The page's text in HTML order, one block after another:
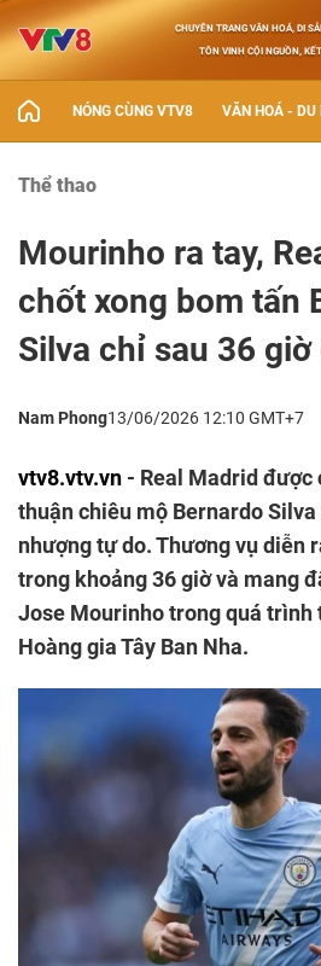
CHUYÊN TRANG VĂN HOÁ, DI
TÔN VINH CỘI NGUỒN,
NÓNG CÙNG VTV8 VĂN HOÁ - DU
Thể thao
Mourinho ra tay,
chốt xong bom tấn
Silva chỉ sau 36
Nam Phong13/06/2026 12:10 GMT+7
vtv8.vtv.vn - Real Madrid được
thuận chiêu mộ Bernardo
nhượng tự do. Thương vụ diễn
trong khoảng 36 giờ và mang
Jose Mourinho trong quá trình
Hoàng gia Tây Ban Nha.